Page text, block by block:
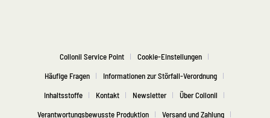
Collonil Service Point
Cookie-Einstellungen
Häufige Fragen
Informationen zur Störfall-Verordnung
Inhaltsstoffe
Kontakt Newsletter
Über Collonil
Verantwortungsbewusste Produktion
Versand und Zahlung